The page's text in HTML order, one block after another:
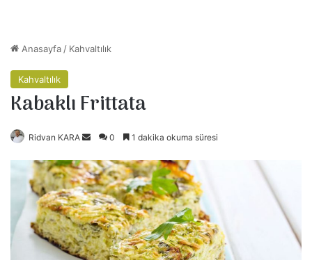
Anasayfa / Kahvaltılık
Kahvaltılık
Kabaklı Frittata
Ridvan KARA
r
e
-
p
o
s
0 1 dakika okuma süresi